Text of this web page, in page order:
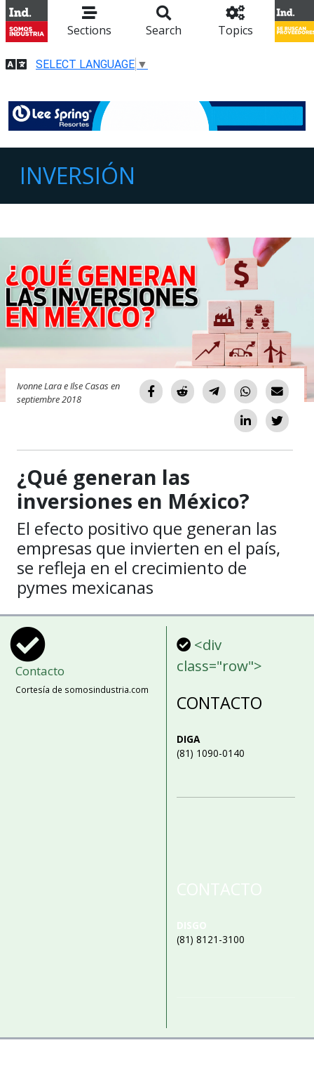
Sections Search Topics
SELECT LANGUAGE ▼
INVERSIÓN
Ivonne Lara e Ilse Casas en
septiembre 2018
¿Qué generan las
inversiones en México?
El efecto positivo que generan las
empresas que invierten en el país,
se refleja en el crecimiento de
pymes mexicanas
Contacto
Cortesía de somosindustria.com
<div
class="row">
CONTACTO
DIGA
(81) 1090-0140
(81) 8121-3100